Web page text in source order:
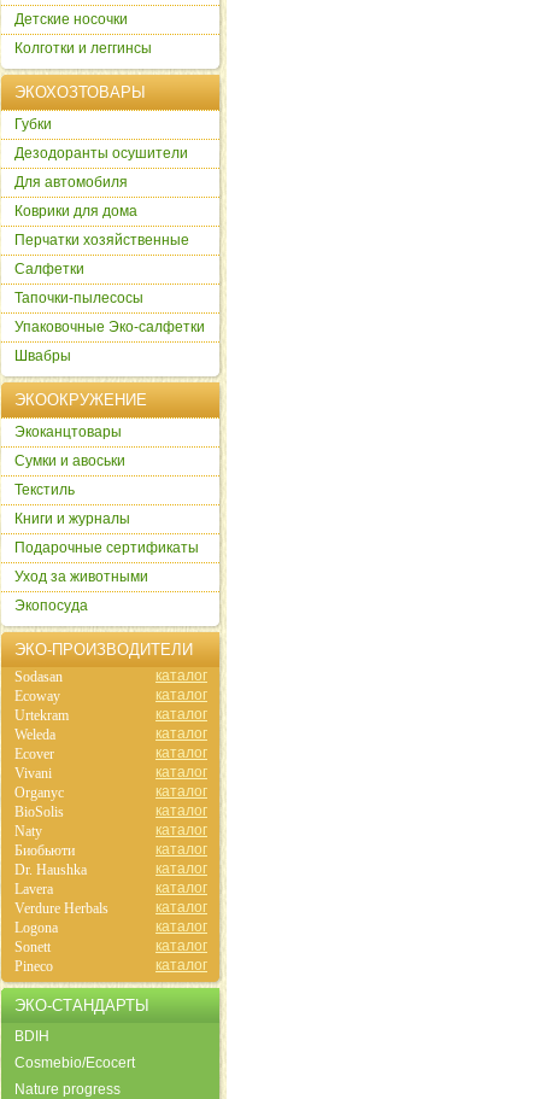
Детские носочки
Колготки и леггинсы
ЭКОХОЗТОВАРЫ
Губки
Дезодоранты осушители
Для автомобиля
Коврики для дома
Перчатки хозяйственные
Салфетки
Тапочки-пылесосы
Упаковочные Эко-салфетки
Швабры
ЭКООКРУЖЕНИЕ
Экоканцтовары
Сумки и авоськи
Текстиль
Книги и журналы
Подарочные сертификаты
Уход за животными
Экопосуда
ЭКО-ПРОИЗВОДИТЕЛИ
Sodasan
каталог
Ecoway
каталог
Urtekram
каталог
Weleda
каталог
Ecover
каталог
Vivani
каталог
Organyc
каталог
BioSolis
каталог
Naty
каталог
Биобьюти
каталог
Dr. Haushka
каталог
Lavera
каталог
Verdure Herbals
каталог
Logona
каталог
Sonett
каталог
Pineco
каталог
ЭКО-СТАНДАРТЫ
BDIH
Cosmebio/Ecocert
Nature progress